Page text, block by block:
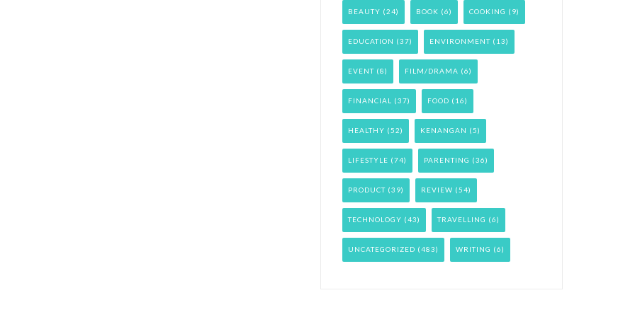
BEAUTY (24) BOOK (6) COOKING (9)
EDUCATION (37) ENVIRONMENT (13)
EVENT (8) FILM/DRAMA (6)
FINANCIAL (37) FOOD (16)
HEALTHY (52) KENANGAN (5)
LIFESTYLE (74) PARENTING (36)
PRODUCT (39) REVIEW (54)
TECHNOLOGY (43) TRAVELLING (6)
UNCATEGORIZED (483) WRITING (6)